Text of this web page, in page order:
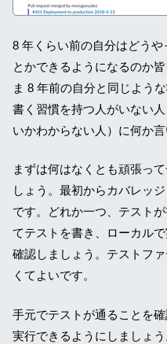
8 年くらい前の自分はどう
とかできるようになるのか
ま 8 年前の自分と同じよう
書く習慣を持つ人がいない
いかわからない人）に何か
まずは何はなくとも頑張っ
しょう。最初からカバレッ
です。どれか一つ、テスト
てテストを書き、ローカル
確認しましょう。テストフ
くてよいです。
手元でテストが通ることを
実行できるようにしましょう